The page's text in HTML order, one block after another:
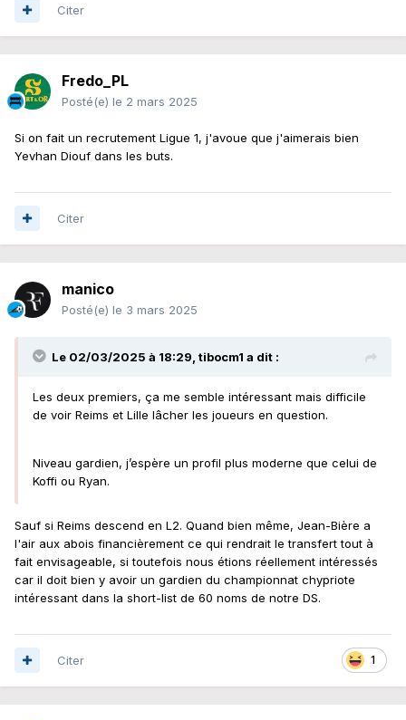
Citer
Fredo_PL
Posté(e) le 2 mars 2025
Si on fait un recrutement Ligue 1, j'avoue que j'aimerais bien
Yevhan Diouf dans les buts.
Citer
manico
Posté(e) le 3 mars 2025
Le 02/03/2025 à 18:29, tibocm1 a dit :
Les deux premiers, ça me semble intéressant mais difficile
de voir Reims et Lille lâcher les joueurs en question.
Niveau gardien, j’espère un profil plus moderne que celui de
Koffi ou Ryan.
Sauf si Reims descend en L2. Quand bien même, Jean-Bière a
l'air aux abois financièrement ce qui rendrait le transfert tout à
fait envisageable, si toutefois nous étions réellement intéressés
car il doit bien y avoir un gardien du championnat chypriote
intéressant dans la short-list de 60 noms de notre DS.
1
Citer